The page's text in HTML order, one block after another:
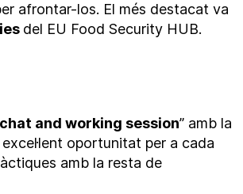
afrontar-los. El més destacat va
del EU Food Security HUB.
and working session” amb la
oportunitat per a cada
amb la resta de